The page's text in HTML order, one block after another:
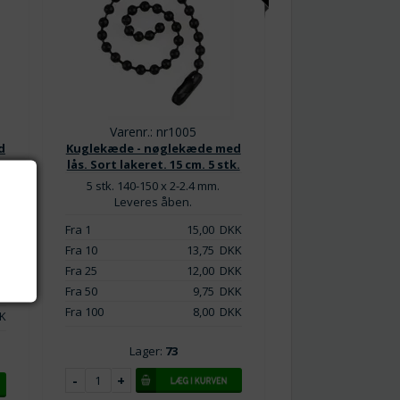
Varenr.: nr1005
Kuglekæde - nøglekæde med
lås. Sort lakeret. 15 cm. 5 stk.
5 stk. 140-150 x 2-2.4 mm.
Leveres åben.
Fra 1
15,00DKK
Fra 10
13,75 DKK
Fra 25
12,00DKK
Fra 50
9,75 DKK
Fra 100
8,00DKK
Lager: 73